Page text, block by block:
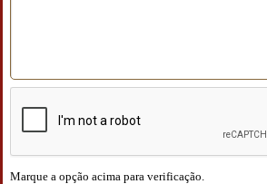
Marque a opção acima para verificação.